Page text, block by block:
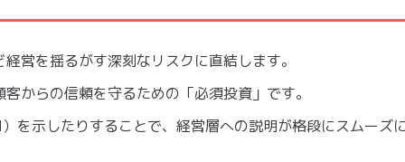
営を揺るがす深刻なリスクに直結します。
からの信頼を守るための「必須投資」です。
を示したりすることで、経営層への説明が格段にスムーズ